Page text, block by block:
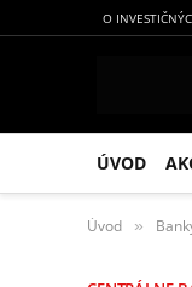
O
ÚVOD
Úvod »